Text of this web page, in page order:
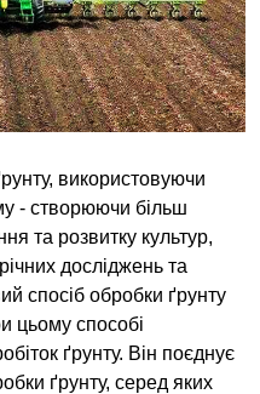
використовуючи
- створюючи більш
та розвитку культур,
досліджень та
спосіб обробки ґрунту
цьому способі
ґрунту. Він поєднує
ґрунту, серед яких